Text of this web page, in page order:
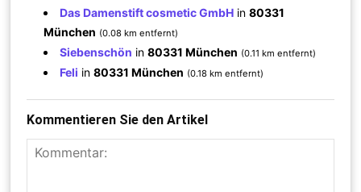
Das Damenstift cosmetic GmbH in80331
München (0.08 km entfernt)
Siebenschön in80331 München (0.11 km entfernt)
Feli in80331 München (0.18 km entfernt)
Kommentieren Sie den Artikel